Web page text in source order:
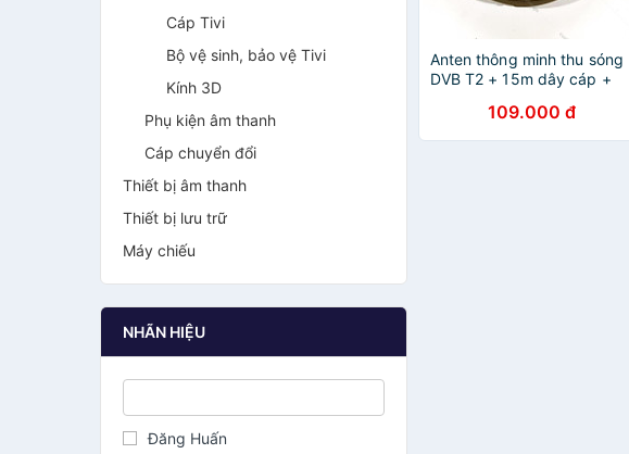
Cáp Tivi
Bộ vệ sinh, bảo vệ Tivi
Kính 3D
Phụ kiện âm thanh
Cáp chuyển đổi
Thiết bị âm thanh
Thiết bị lưu trữ
Máy chiếu
NHÃN HIỆU
Đăng Huấn
Anten thông minh thu sóng
DVB T2 + 15m dây cáp +
109.000 đ